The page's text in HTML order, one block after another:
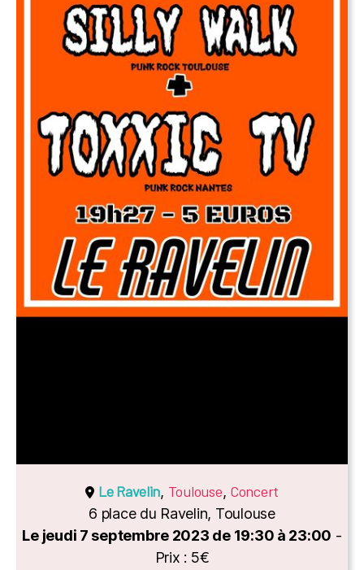
Le Ravelin, Toulouse, Concert
6 place du Ravelin, Toulouse
Le jeudi 7 septembre 2023 de 19:30 à 23:00 -
Prix : 5€